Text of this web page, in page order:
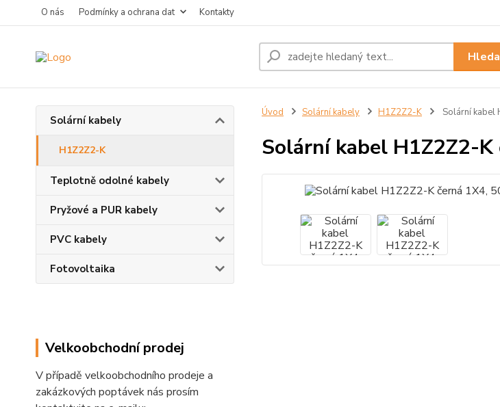
O nás Podmínky a ochrana dat Kontakty
Solární kabely
H1Z2Z2-K
Teplotně odolné kabely
Pryžové a PUR kabely
PVC kabely
Fotovoltaika
Velkoobchodní prodej
V případě velkoobchodního prodeje a
zakázkových poptávek nás prosím
Úvod Solární kabely H1Z2Z2-K Solární kabel
Solární kabel H1Z2Z2-K